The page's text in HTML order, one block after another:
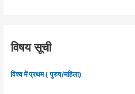
विषय सूची
विश्व में प्रथम ( पुरुष/महिला)